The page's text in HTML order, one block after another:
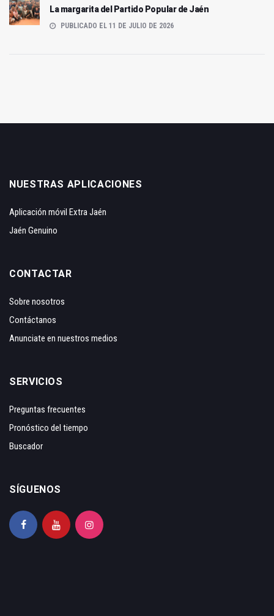
La margarita del Partido Popular de Jaén
PUBLICADO EL 11 DE JULIO DE 2026
NUESTRAS APLICACIONES
Aplicación móvil Extra Jaén
Jaén Genuino
CONTACTAR
Sobre nosotros
Contáctanos
Anunciate en nuestros medios
SERVICIOS
Preguntas frecuentes
Pronóstico del tiempo
Buscador
SÍGUENOS